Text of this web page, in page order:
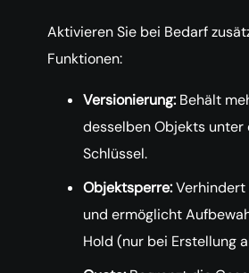
Aktivieren Sie bei Bedarf
Funktionen:
Versionierung: Behält
desselben Objekts unter
Schlüssel.
Objektsperre:Verhindert
und ermöglicht
Hold (nur bei Erstellung